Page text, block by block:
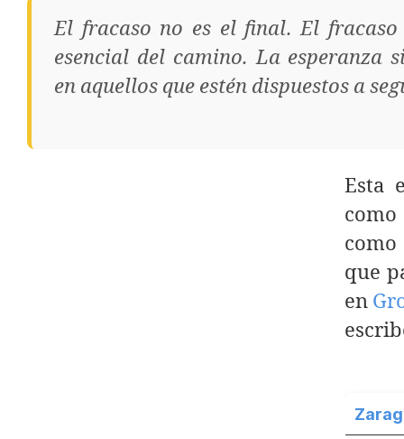
El fracaso no es el final. El
esencial del camino. La esperanza
en aquellos que estén dispuestos a
Esta
que
en